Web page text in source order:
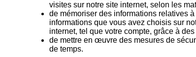
visites sur notre site internet, selon les
de mémoriser des informations relatives
informations que vous avez choisis sur
internet, tel que votre compte, grâce à
de mettre en œuvre des mesures de
de temps.